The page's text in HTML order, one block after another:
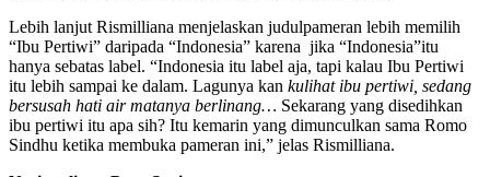
Lebih lanjut Rismilliana menjelaskan judulpameran lebih memilih
“Ibu Pertiwi” daripada “Indonesia” karena jika “Indonesia”itu
hanya sebatas label. “Indonesia itu label aja, tapi kalau Ibu Pertiwi
itu lebih sampai ke dalam. Lagunya kan kulihat ibu pertiwi, sedang
bersusah hati air matanya berlinang… Sekarang yang disedihkan
ibu pertiwi itu apa sih? Itu kemarin yang dimunculkan sama Romo
Sindhu ketika membuka pameran ini,” jelas Rismilliana.